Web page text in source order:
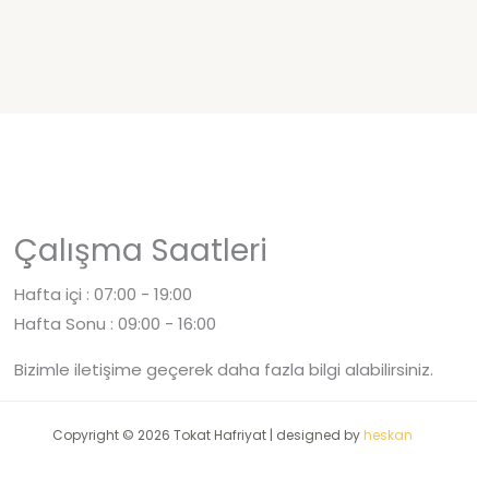
Çalışma Saatleri
Hafta içi : 07:00 - 19:00
Hafta Sonu : 09:00 - 16:00
Bizimle iletişime geçerek daha fazla bilgi alabilirsiniz.
Copyright © 2026 Tokat Hafriyat | designed byheskan